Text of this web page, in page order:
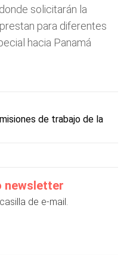
solicitarán la
para diferentes
hacia Panamá
de trabajo de la
newsletter
de e-mail.